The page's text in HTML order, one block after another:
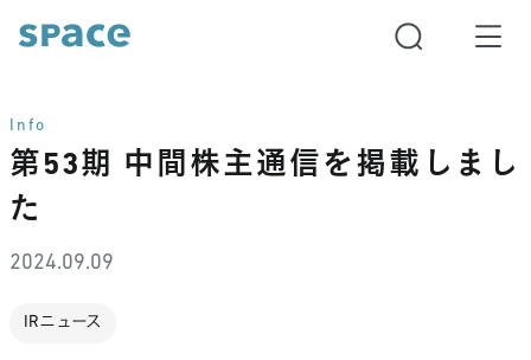
Info
第53期 中間株主通信を掲載しまし
た
2024.09.09
IRニュース